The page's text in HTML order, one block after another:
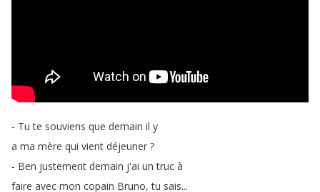
- Tu te souviens que demain il y
a ma mère qui vient déjeuner ?
- Ben justement demain j'ai un truc à
faire avec mon copain Bruno,tu sais...